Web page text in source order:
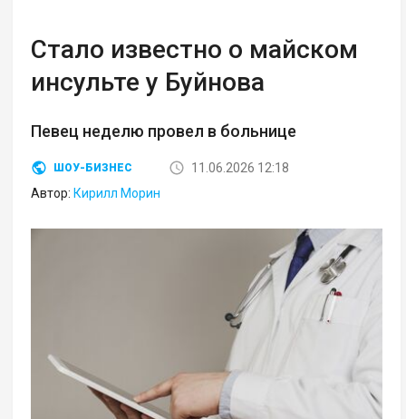
Стало известно о майском
инсульте у Буйнова
Певец неделю провел в больнице
ШОУ-БИЗНЕС
11.06.2026 12:18
Автор: Кирилл Морин